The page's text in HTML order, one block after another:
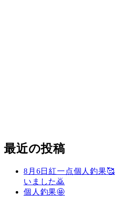
最近の投稿
8月6日紅一点個人釣果
いました🙇
個人釣果🤩